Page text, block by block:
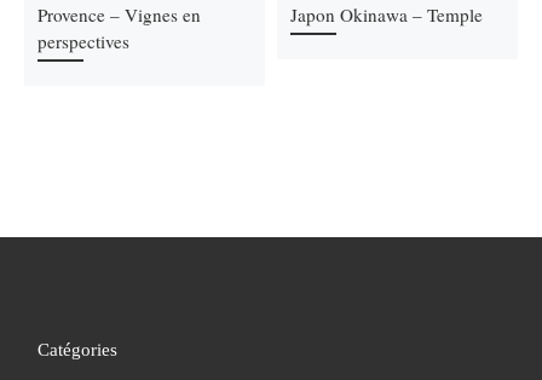
Provence – Vignes en
perspectives
Japon Okinawa – Temple
Catégories